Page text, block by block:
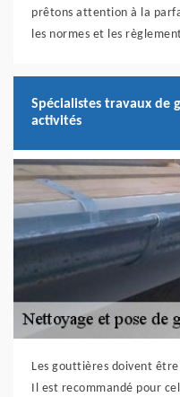
prêtons attention à la
les normes et les
Spécialistes travaux de
activités
Les gouttières doivent
Il est recommandé pour